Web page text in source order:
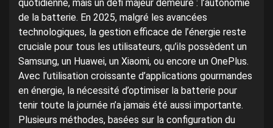
quotidienne, mais un défi majeur demeure : l’autonomie
de la batterie. En 2025, malgré les avancées
technologiques, la gestion efficace de l’énergie reste
cruciale pour tous les utilisateurs, qu’ils possèdent un
Samsung, un Huawei, un Xiaomi, ou encore un OnePlus.
Avec l’utilisation croissante d’applications gourmandes
en énergie, la nécessité d’optimiser la batterie pour
tenir toute la journée n’a jamais été aussi importante.
Plusieurs méthodes, basées sur la configuration du